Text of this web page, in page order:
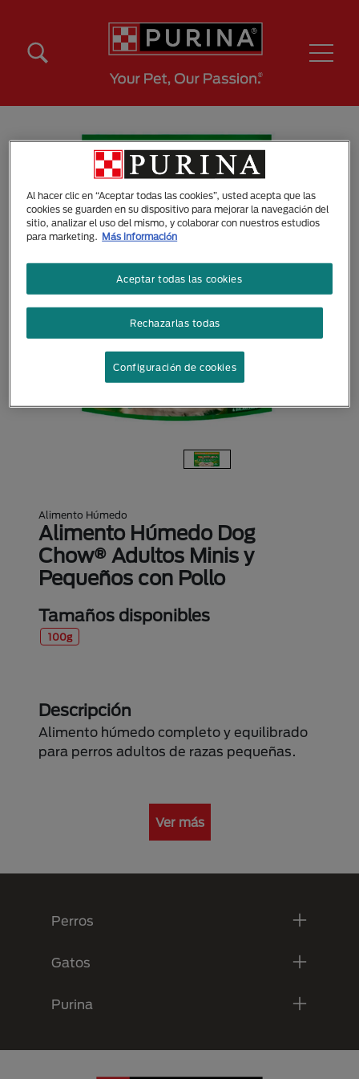
Alimento Húmedo
Alimento Húmedo Dog
Chow® Adultos Minis y
Pequeños con Pollo
Tamaños disponibles
100g
Descripción
Alimento húmedo completo y equilibrado
para perros adultos de razas pequeñas.
Ver más
Perros
Gatos
Purina
Al hacer clic en “Aceptar todas las cookies”, usted acepta que las
cookies se guarden en su dispositivo para mejorar la navegación del
sitio, analizar el uso del mismo, y colaborar con nuestros estudios
para marketing.
Más información
Rechazarlas todas
Aceptar todas las cookies
Configuración de cookies